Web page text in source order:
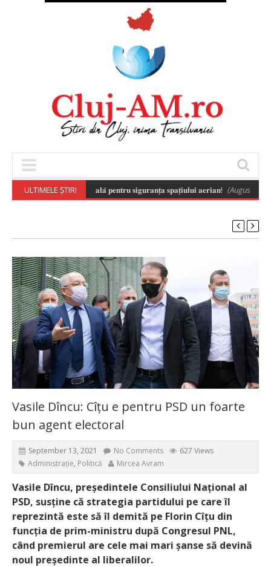
ULTIMELE ȘTIRI
𝐚 𝐝𝐫𝐨𝐧𝐞𝐥𝐨𝐫 𝐞𝐬𝐭𝐞 𝐞𝐬𝐞𝐧𝐭̦𝐢𝐚𝐥𝐚̆ 𝐩𝐞𝐧𝐭𝐫𝐮 𝐬𝐢𝐠𝐮𝐫𝐚𝐧𝐭̦𝐚 𝐬𝐩𝐚𝐭̦𝐢𝐮𝐥𝐮𝐢 𝐚𝐞𝐫𝐢𝐚𝐧! (August 6, 2026
Vasile Dîncu: Cîțu e pentru PSD un foarte
bun agent electoral
September 13, 2021 No Comments
627 Views
Administrație, Politică Mircea Avram
Vasile Dîncu, președintele Consiliului Național al
PSD, susține că strategia partidului pe care îl
reprezintă este să îl demită pe Florin Cîțu din
funcția de prim-ministru după Congresul PNL,
când premierul are cele mai mari șanse să devină
noul președinte al liberalilor.